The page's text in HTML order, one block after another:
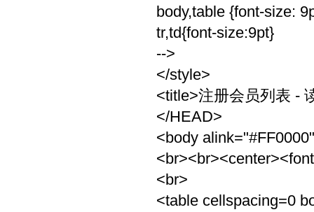
body,table {font-size:
tr,td{font-size:9pt}
-->
</style>
<title>注册会员列表 -
</HEAD>
<body
<br>
<table cellspacing=0